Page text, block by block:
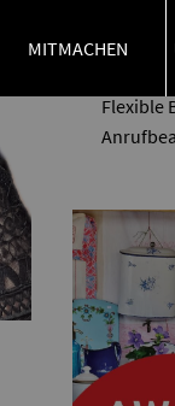
Telefon:
Flexible
MITMACHEN